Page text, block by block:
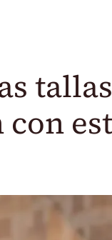
con